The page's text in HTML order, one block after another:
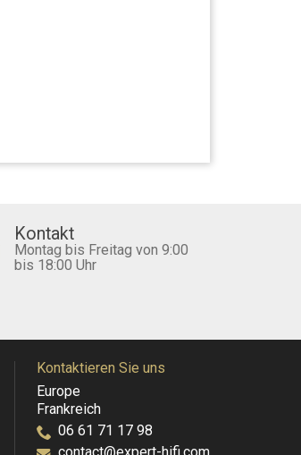
Kontakt
Montag bis Freitag von 9:00
bis 18:00 Uhr
Kontaktieren Sie uns
Europe
Frankreich
06 61 71 17 98